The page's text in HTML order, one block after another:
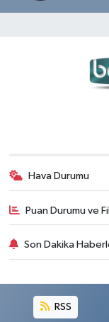
Hava Durumu
Puan Durumu ve
Son Dakika
RSS